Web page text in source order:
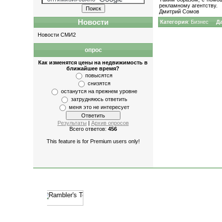
Новости
Новости СМИ2
опрос
Как изменятся цены на недвижимость в
ближайшее время?
повысятся
снизятся
останутся на прежнем уровне
затрудняюсь ответить
меня это не интересует
Результаты | Архив опросов
Всего ответов: 456
This feature is for Premium users only!
рекламному агентству.
Дмитрий Сомов
Категория: Бизнес